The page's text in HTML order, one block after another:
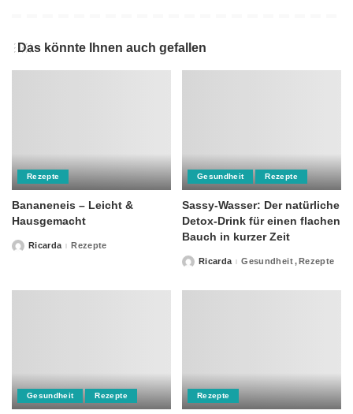
Das könnte Ihnen auch gefallen
Rezepte
Bananeneis – Leicht &
Hausgemacht
PostedRicarda Rezepte
Gesundheit Rezepte
Sassy-Wasser: Der natürliche
Detox-Drink für einen flachen
Bauch in kurzer Zeit
PostedRicarda Gesundheit Rezepte
Gesundheit Rezepte Rezepte